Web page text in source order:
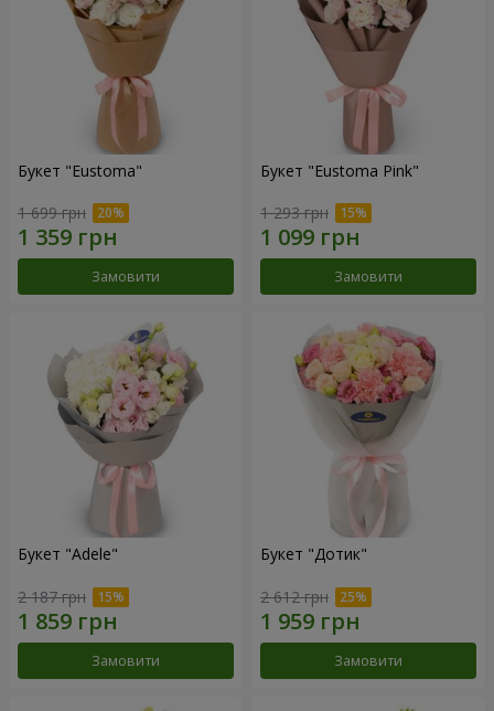
Букет "Eustoma"
1 699 грн
Замовити
Букет "Eustoma Pink"
1 293 грн
Замовити
Букет "Adele"
2 187 грн
Замовити
Букет "Дотик"
2 612 грн
Замовити